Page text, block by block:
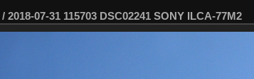
/ 2018-07-31 115703 DSC02241 SONY ILCA-77M2